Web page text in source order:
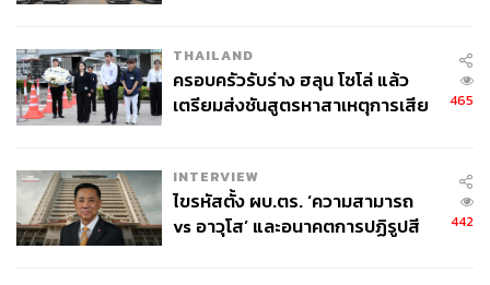
THAILAND
ครอบครัวรับร่าง ฮลุน โซโล่ แล้ว
เตรียมส่งชันสูตรหาสาเหตุการเสีย
465
INTERVIEW
ไขรหัสตั้ง ผบ.ตร. ‘ความสามารถ
vs อาวุโส’ และอนาคตการปฏิรูปสี
442